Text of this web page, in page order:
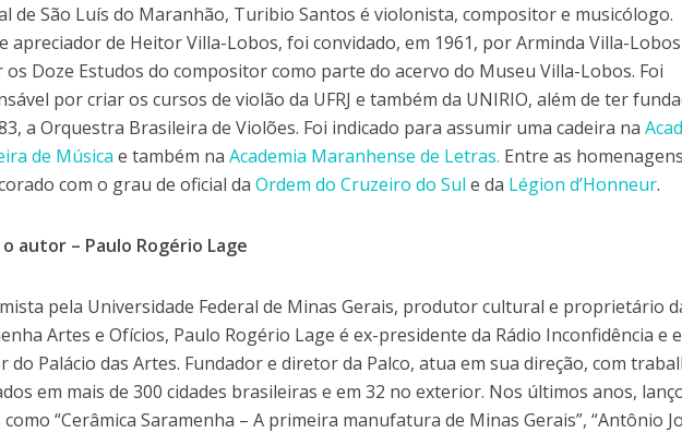
de São Luís do Maranhão, Turibio Santos é violonista, compositor e musicólogo.
apreciador de Heitor Villa-Lobos, foi convidado, em 1961, por Arminda Villa-
os Doze Estudos do compositor como parte do acervo do Museu Villa-Lobos. Foi
por criar os cursos de violão da UFRJ e também da UNIRIO, além de ter
a Orquestra Brasileira de Violões. Foi indicado para assumir uma cadeira na
de Música e também naAcademia Maranhense de Letras. Entre as
com o grau de oficial daOrdem do Cruzeiro do Sul e da Légion d’Honneur.
autor – Paulo Rogério Lage
pela Universidade Federal de Minas Gerais, produtor cultural e proprietário
Artes e Ofícios, Paulo Rogério Lage é ex-presidente da Rádio Inconfidência e
do Palácio das Artes. Fundador e diretor da Palco, atua em sua direção, com
em mais de 300 cidades brasileiras e em 32 no exterior. Nos últimos anos,
“Cerâmica Saramenha – A primeira manufatura de Minas Gerais”, “Antônio